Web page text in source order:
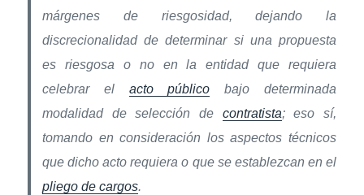
márgenes de riesgosidad, dejando la
discrecionalidad de determinar si una propuesta
es riesgosa o no en la entidad que requiera
celebrar el acto público bajo determinada
modalidad de selección de contratista; eso sí,
tomando en consideración los aspectos técnicos
que dicho acto requiera o que se establezcan en el
pliego de cargos.